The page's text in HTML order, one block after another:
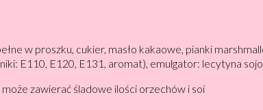
w proszku, cukier, masło kakaowe, pianki
E110, E120, E131, aromat), emulgator: lecytyna
zawierać śladowe ilości orzechów i soi